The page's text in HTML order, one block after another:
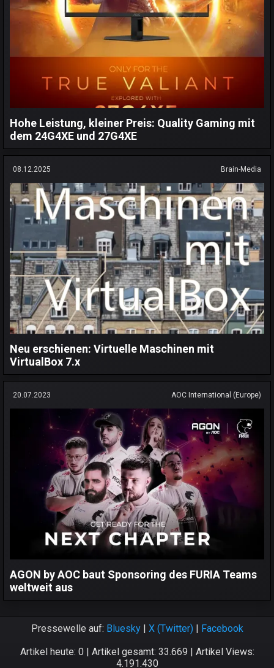
Hohe Leistung, kleiner Preis: Quality Gaming mit
dem 24G4XE und 27G4XE
08.12.2025 Brain-Media
Neu erschienen: Virtuelle Maschinen mit
VirtualBox 7.x
20.07.2023 AOC International (Europe)
AGON by AOC baut Sponsoring des FURIA Teams
weltweit aus
Pressewelle auf: Bluesky| X (Twitter)| Facebook
Artikel heute: 0 | Artikel gesamt: 33.669 | Artikel Views:
4.191.430